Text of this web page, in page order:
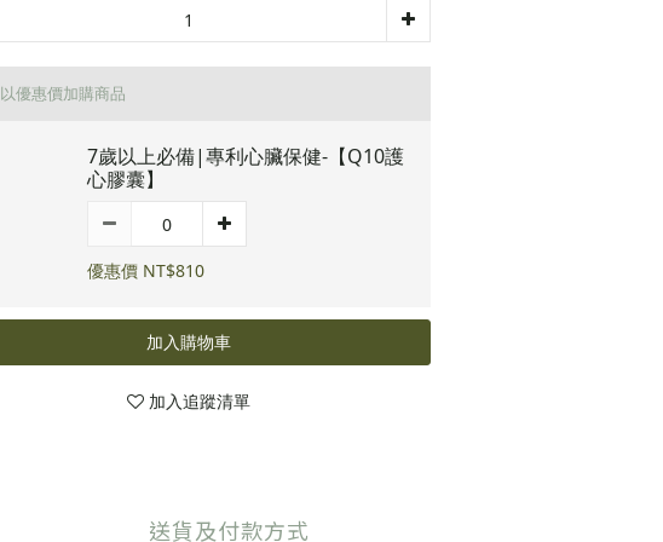
以優惠價加購商品
7歲以上必備|專利心臟保健-【Q10護
心膠囊】
優惠價 NT$810
加入購物車
加入追蹤清單
送貨及付款方式